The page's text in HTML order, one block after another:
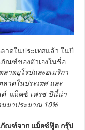
าดในประเทศแล้ว ในปี
ภัณฑ์ของตัวเองในชื่อ
ลาดยุโรปและอเมริกา
ลาดในประเทศ และ
ด์ แม็คซ์ เฟรช ปีนี้น่า
นมาประมาณ 10%
ภัณฑ์จาก แม็คซ์ฟู๊ด กรุ๊ป